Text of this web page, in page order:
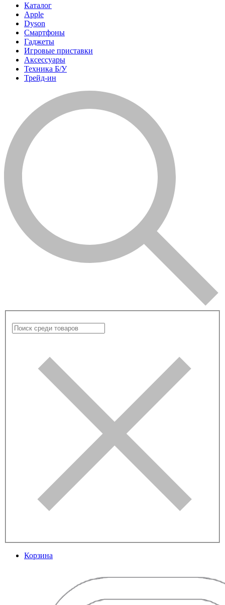
Каталог
Apple
Dyson
Смартфоны
Гаджеты
Игровые приставки
Аксессуары
Техника Б/У
Трейд-ин
Корзина